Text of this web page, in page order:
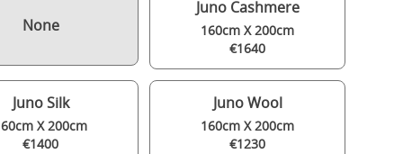
None
Juno Cashmere
160cm X 200cm
€1640
Juno Silk
X 200cm
€1400
Juno Wool
160cm X 200cm
€1230